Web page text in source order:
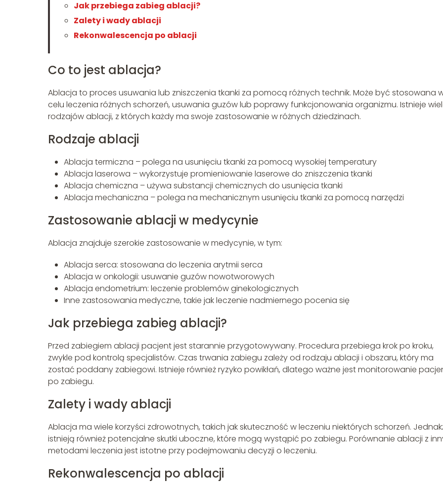
Jak przebiega zabieg ablacji?
Zalety i wady ablacji
Rekonwalescencja po ablacji
Co to jest ablacja?
Ablacja to proces usuwania lub zniszczenia tkanki za pomocą różnych technik. Może być stosowana
celu leczenia różnych schorzeń, usuwania guzów lub poprawy funkcjonowania organizmu. Istnieje
rodzajów ablacji, z których każdy ma swoje zastosowanie w różnych dziedzinach.
Rodzaje ablacji
Ablacja termiczna – polega na usunięciu tkanki za pomocą wysokiej temperatury
Ablacja laserowa – wykorzystuje promieniowanie laserowe do zniszczenia tkanki
Ablacja chemiczna – używa substancji chemicznych do usunięcia tkanki
Ablacja mechaniczna – polega na mechanicznym usunięciu tkanki za pomocą narzędzi
Zastosowanie ablacji w medycynie
Ablacja znajduje szerokie zastosowanie w medycynie, w tym:
Ablacja serca: stosowana do leczenia arytmii serca
Ablacja w onkologii: usuwanie guzów nowotworowych
Ablacja endometrium: leczenie problemów ginekologicznych
Inne zastosowania medyczne, takie jak leczenie nadmiernego pocenia się
Jak przebiega zabieg ablacji?
Przed zabiegiem ablacji pacjent jest starannie przygotowywany. Procedura przebiega krok po kroku,
zwykle pod kontrolą specjalistów. Czas trwania zabiegu zależy od rodzaju ablacji i obszaru, który ma
zostać poddany zabiegowi. Istnieje również ryzyko powikłań, dlatego ważne jest monitorowanie
po zabiegu.
Zalety i wady ablacji
Ablacja ma wiele korzyści zdrowotnych, takich jak skuteczność w leczeniu niektórych schorzeń.
istnieją również potencjalne skutki uboczne, które mogą wystąpić po zabiegu. Porównanie ablacji z
metodami leczenia jest istotne przy podejmowaniu decyzji o leczeniu.
Rekonwalescencja po ablacji